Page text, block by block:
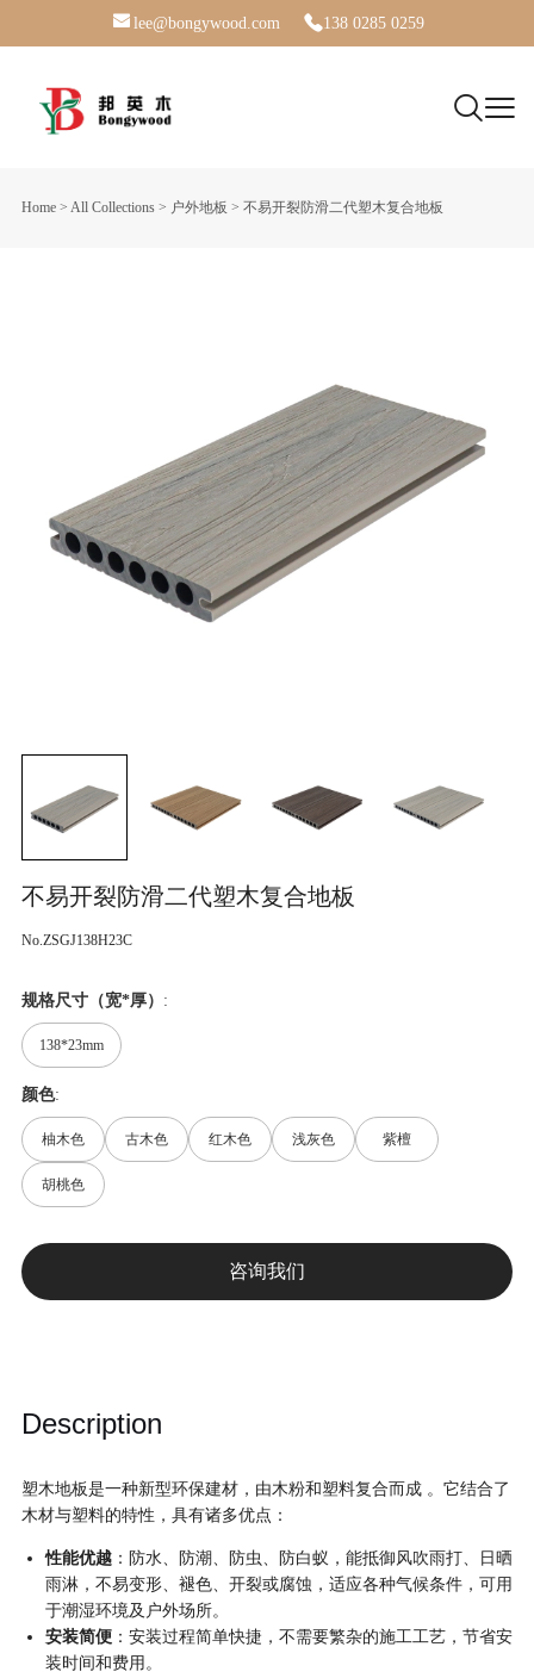
lee@bongywood.com 138 0285 0259
Home> All Collections> 户外地板 > 不易开裂防滑二代塑木复合地板
不易开裂防滑二代塑木复合地板
No.ZSGJ138H23C
规格尺寸（宽*厚） :
138*23mm
颜色:
柚木色 古木色 红木色 浅灰色 紫檀
胡桃色
咨询我们
Description
塑木地板是一种新型环保建材，由木粉和塑料复合而成 。它结合了
木材与塑料的特性，具有诸多优点：
性能优越：防水、防潮、防虫、防白蚁，能抵御风吹雨打、日晒
雨淋，不易变形、褪色、开裂或腐蚀，适应各种气候条件，可用
于潮湿环境及户外场所。
安装简便：安装过程简单快捷，不需要繁杂的施工工艺，节省安
装时间和费用。